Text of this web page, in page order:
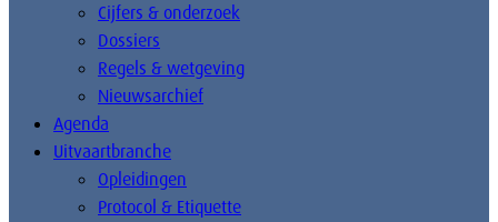
Cijfers & onderzoek
Dossiers
Regels & wetgeving
Nieuwsarchief
Agenda
Uitvaartbranche
Opleidingen
Protocol & Etiquette